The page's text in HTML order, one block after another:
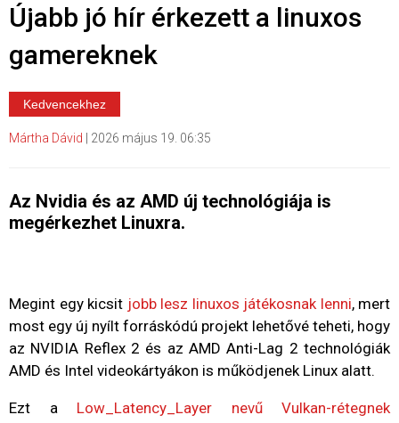
Újabb jó hír érkezett a linuxos
gamereknek
Kedvencekhez
Mártha Dávid 2026 május 19. 06:35
Az Nvidia és az AMD új technológiája is
megérkezhet Linuxra.
Megint egy kicsit jobb lesz linuxos játékosnak lenni, mert
most egy új nyílt forráskódú projekt lehetővé teheti, hogy
az NVIDIA Reflex 2 és az AMD Anti-Lag 2 technológiák
AMD és Intel videokártyákon is működjenek Linux alatt.
Ezt a Low_Latency_Layer nevű Vulkan-rétegnek